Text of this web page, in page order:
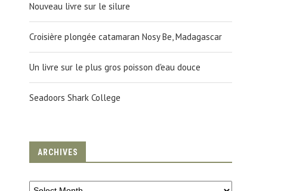
Nouveau livre sur le silure
Croisière plongée catamaran Nosy Be, Madagascar
Un livre sur le plus gros poisson d'eau douce
Seadoors Shark College
ARCHIVES